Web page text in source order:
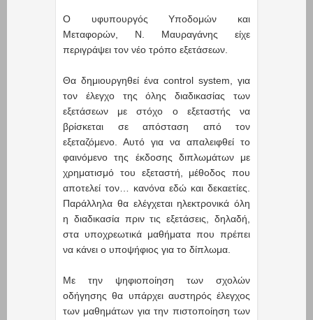
Ο υφυπουργός Υποδομών και
Μεταφορών, Ν. Μαυραγάνης είχε
περιγράψει τον νέο τρόπο εξετάσεων.
Θα δημιουργηθεί ένα control system, για
τον έλεγχο της όλης διαδικασίας των
εξετάσεων με στόχο ο εξεταστής να
βρίσκεται σε απόσταση από τον
εξεταζόμενο. Αυτό για να απαλειφθεί το
φαινόμενο της έκδοσης διπλωμάτων με
χρηματισμό του εξεταστή, μέθοδος που
αποτελεί τον… κανόνα εδώ και δεκαετίες.
Παράλληλα θα ελέγχεται ηλεκτρονικά όλη
η διαδικασία πριν τις εξετάσεις, δηλαδή,
στα υποχρεωτικά μαθήματα που πρέπει
να κάνει ο υποψήφιος για το δίπλωμα.
Με την ψηφιοποίηση των σχολών
οδήγησης θα υπάρχει αυστηρός έλεγχος
των μαθημάτων για την πιστοποίηση των